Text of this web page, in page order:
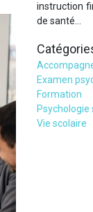
instruction
de santé…
Examen
Formation
Psychologie
Vie scolaire